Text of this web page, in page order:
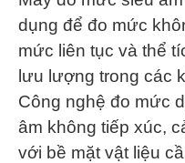
dụng để đo mức
mức liên tục và thể
lưu lượng trong các
Công nghệ đo mức
âm không tiếp xúc,
với bề mặt vật liệu